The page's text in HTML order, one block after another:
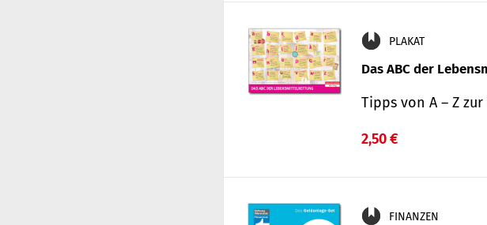
PLAKAT
Das ABC der
Tipps von A – Z
2,50 €
FINANZEN